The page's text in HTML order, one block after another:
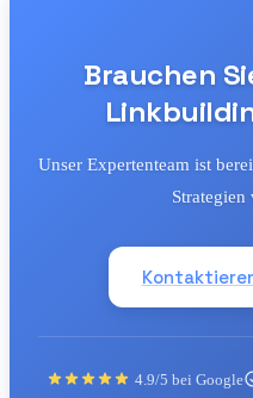
Brauchen
Unser Expertenteam ist
Strategien
4.9/5 bei Google